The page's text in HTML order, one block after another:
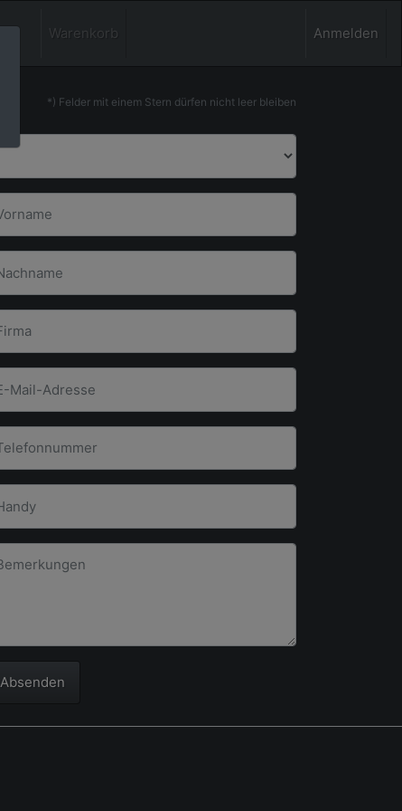
Warenkorb Anmelden
*) Felder mit einem Stern dürfen nicht leer bleiben
Absenden